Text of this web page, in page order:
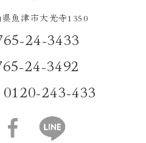
魚津市大光寺1350
24-3433
24-3492
243-433